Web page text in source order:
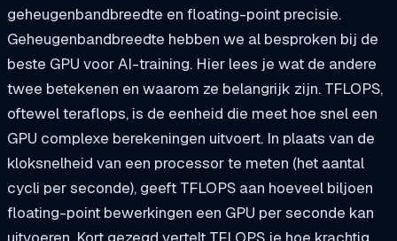
geheugenbandbreedte en floating-point precisie.
Geheugenbandbreedte hebben we al besproken bij de
beste GPU voor AI-training. Hier lees je wat de andere
twee betekenen en waarom ze belangrijk zijn. TFLOPS,
oftewel teraflops, is de eenheid die meet hoe snel een
GPU complexe berekeningen uitvoert. In plaats van de
kloksnelheid van een processor te meten (het aantal
cycli per seconde), geeft TFLOPS aan hoeveel biljoen
floating-point bewerkingen een GPU per seconde kan